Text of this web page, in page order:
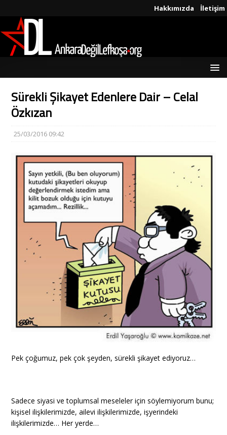
Hakkımızda İletişim
Sürekli Şikayet Edenlere Dair – Celal
Özkızan
25/03/2016 09:42
Pek çoğumuz, pek çok şeyden, sürekli şikayet ediyoruz…
Sadece siyasi ve toplumsal meseleler için söylemiyorum bunu;
kişisel ilişkilerimizde, ailevi ilişkilerimizde, işyerindeki
ilişkilerimizde… Her yerde…